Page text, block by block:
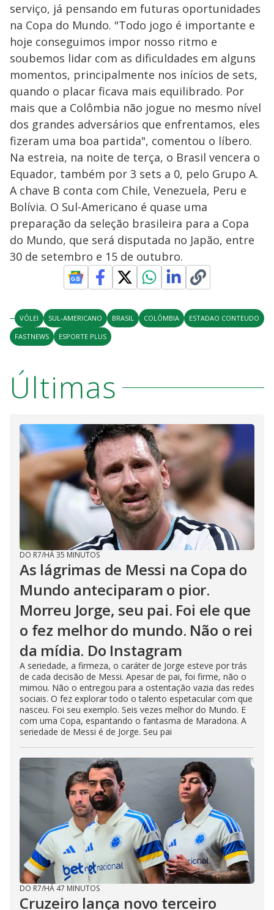
serviço, já pensando em futuras oportunidades
na Copa do Mundo. "Todo jogo é importante e
hoje conseguimos impor nosso ritmo e
soubemos lidar com as dificuldades em alguns
momentos, principalmente nos inícios de sets,
quando o placar ficava mais equilibrado. Por
mais que a Colômbia não jogue no mesmo nível
dos grandes adversários que enfrentamos, eles
fizeram uma boa partida", comentou o líbero.
Na estreia, na noite de terça, o Brasil vencera o
Equador, também por 3 sets a 0, pelo Grupo A.
A chave B conta com Chile, Venezuela, Peru e
Bolívia. O Sul-Americano é quase uma
preparação da seleção brasileira para a Copa
do Mundo, que será disputada no Japão, entre
30 de setembro e 15 de outubro.
VÔLEI SUL-AMERICANO BRASIL COLÔMBIA
ESTADAO CONTEUDO
FASTNEWS
ESPORTE PLUS
Últimas
DO R7/HÁ 35 MINUTOS
As lágrimas de Messi na Copa do
Mundo anteciparam o pior.
Morreu Jorge, seu pai. Foi ele que
o fez melhor do mundo. Não o rei
da mídia. Do Instagram
A seriedade, a firmeza, o caráter de Jorge esteve por trás
de cada decisão de Messi. Apesar de pai, foi firme, não o
mimou. Não o entregou para a ostentação vazia das redes
sociais. O fez explorar todo o talento espetacular com que
nasceu. Foi seu exemplo. Seis vezes melhor do Mundo. E
com uma Copa, espantando o fantasma de Maradona. A
seriedade de Messi é de Jorge. Seu pai
DO R7/HÁ 47 MINUTOS
Cruzeiro lança novo terceiro